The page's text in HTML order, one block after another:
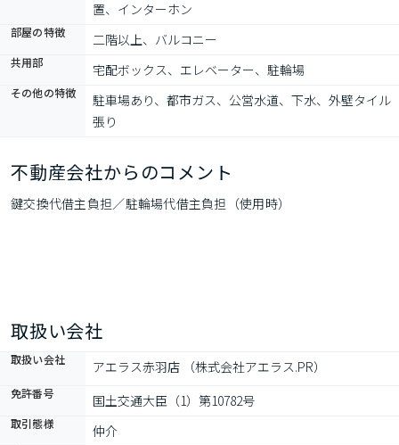
置、インターホン
部屋の特徴 二階以上、バルコニー
共用部 宅配ボックス、エレベーター、駐輪場
その他の特徴
駐車場あり、都市ガス、公営水道、下水、外壁タイル
張り
不動産会社からのコメント
鍵交換代借主負担／駐輪場代借主負担（使用時）
取扱い会社
取扱い会社 アエラス赤羽店 （株式会社アエラス.PR）
免許番号 国土交通大臣（1）第10782号
取引態様 仲介